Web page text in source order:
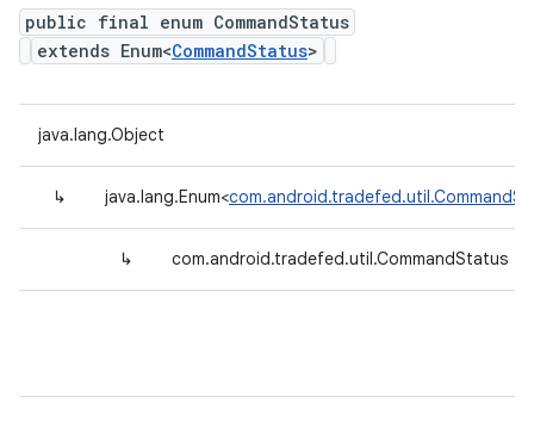
public final enum CommandStatus
extends Enum<CommandStatus>
java.lang.Object
↳ java.lang.Enum<
↳ com.android.tradefed.util.CommandStatus